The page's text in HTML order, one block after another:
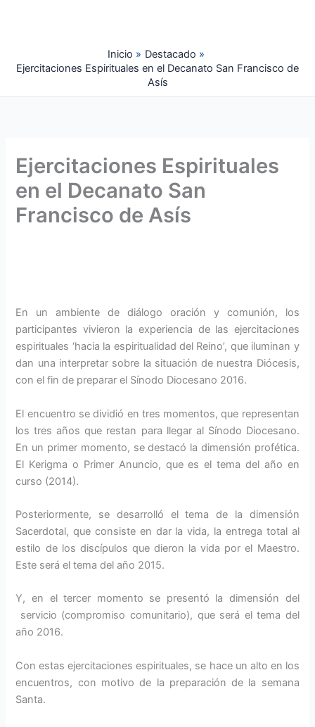
Inicio
Destacado
Ejercitaciones Espirituales en el Decanato San Francisco de
Asís
Ejercitaciones Espirituales
en el Decanato San
Francisco de Asís
En un ambiente de diálogo oración y comunión, los
participantes vivieron la experiencia de las ejercitaciones
espirituales ‘hacia la espiritualidad del Reino’, que iluminan y
dan una interpretar sobre la situación de nuestra Diócesis,
con el fin de preparar el Sínodo Diocesano 2016.
El encuentro se dividió en tres momentos, que representan
los tres años que restan para llegar al Sínodo Diocesano.
En un primer momento, se destacó la dimensión profética.
El Kerigma o Primer Anuncio, que es el tema del año en
curso (2014).
Posteriormente, se desarrolló el tema de la dimensión
Sacerdotal, que consiste en dar la vida, la entrega total al
estilo de los discípulos que dieron la vida por el Maestro.
Este será el tema del año 2015.
Y, en el tercer momento se presentó la dimensión del
servicio (compromiso comunitario), que será el tema del
año 2016.
Con estas ejercitaciones espirituales, se hace un alto en los
encuentros, con motivo de la preparación de la semana
Santa.